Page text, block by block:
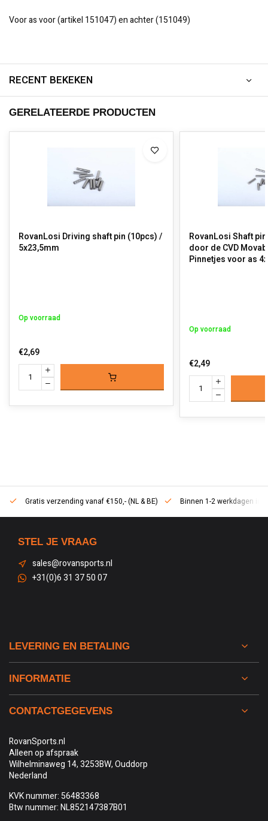
Voor as voor (artikel 151047) en achter (151049)
RECENT BEKEKEN
GERELATEERDE PRODUCTEN
RovanLosi Driving shaft pin (10pcs) /
5x23,5mm
Op voorraad
€2,69
RovanLosi Shaft
door de CVD
Pinnetjes voor as
Op voorraad
€2,49
Gratis verzending vanaf €150,- (NL & BE) Binnen 1-2 werkdagen in
STEL JE VRAAG
sales@rovansports.nl
+31(0)6 31 37 50 07
LEVERING EN BETALING
INFORMATIE
CONTACTGEGEVENS
RovanSports.nl
Alleen op afspraak
Wilhelminaweg 14, 3253BW, Ouddorp
Nederland
KVK nummer: 56483368
Btw nummer: NL852147387B01